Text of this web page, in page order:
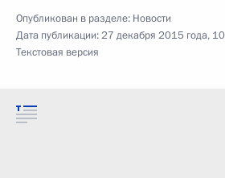
Опубликован в разделе: Новости
Дата публикации:27 декабря 2015 года,
Текстовая версия